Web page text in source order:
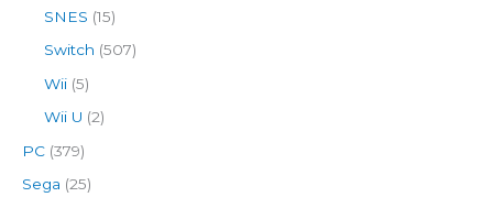
SNES (15)
Switch (507)
Wii (5)
Wii U (2)
PC (379)
Sega (25)